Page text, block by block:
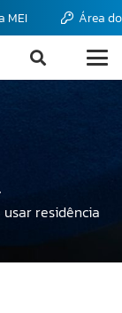
MEI Área
residência